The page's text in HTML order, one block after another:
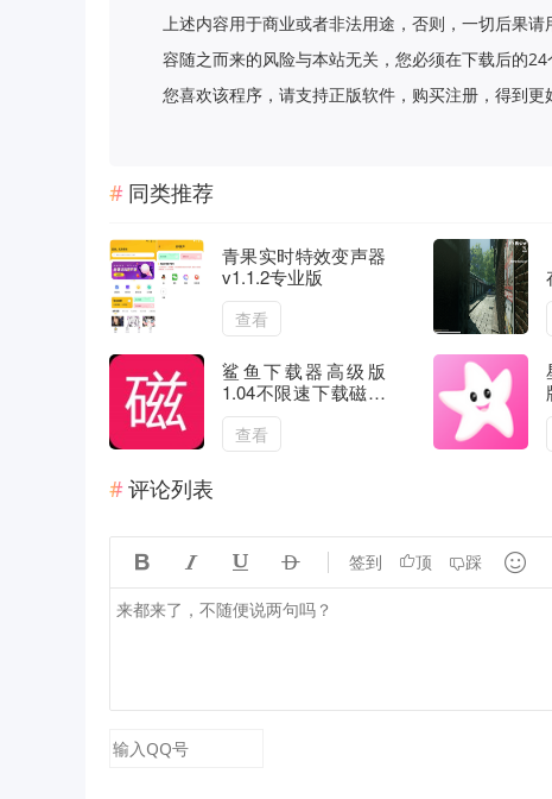
上述内容用于商业或者非法用途，否则，一切后果
容随之而来的风险与本站无关，您必须在下载后的
您喜欢该程序，请支持正版软件，购买注册，得到
同类推荐
青果实时特效变声器
v1.1.2专业版
查看
鲨鱼下载器高级版
1.04不限速下载磁力
等资源
查看
评论列表
    签到 顶 踩 